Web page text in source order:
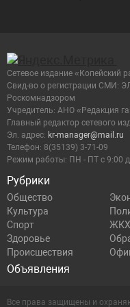
Рубрики
Общество
Культура
Спорт
ЖКХ
Здоровье
Происшествия
Объявления
Сетевое издание «Копейский
Cвид-во о регистрации СМИ:
Роскомнадзором
Учредитель: АНО «Редакция
Главный редактор сетевого
Эл. адрес: kr-manager@mail.ru
Телефон: 8(35139) 3-71-09
Режим работы: ПН - ПТ с 9:00
Все права защищены и